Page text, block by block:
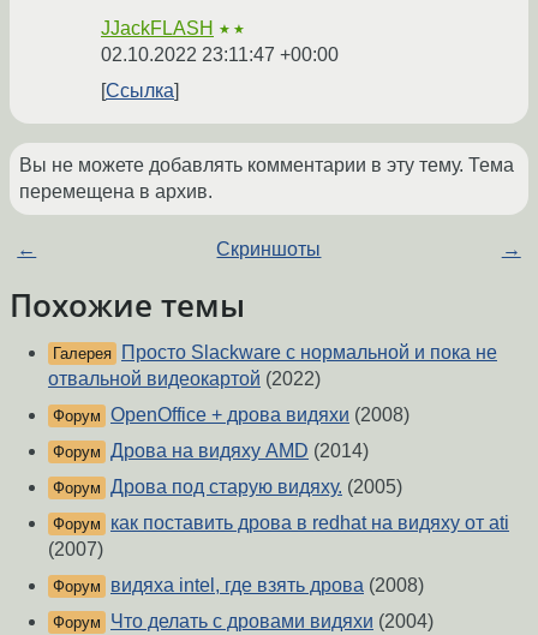
JJackFLASH ★★
02.10.2022 23:11:47 +00:00
Ссылка
Вы не можете добавлять комментарии в эту тему. Тема
перемещена в архив.
← Скриншоты →
Похожие темы
Галерея
Просто Slackware с нормальной и пока не
отвальной видеокартой (2022)
Форум OpenOffice + дрова видяхи (2008)
Форум Дрова на видяху AMD (2014)
Форум Дрова под старую видяху. (2005)
Форум
как поставить дрова в redhat на видяху от ati
(2007)
Форум видяха intel, где взять дрова (2008)
Форум Что делать с дровами видяхи (2004)